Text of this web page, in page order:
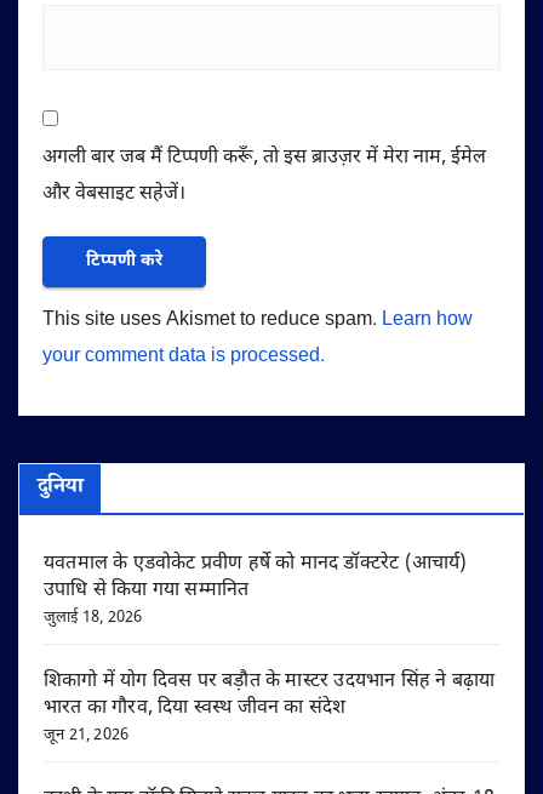
अगली बार जब मैं टिप्पणी करूँ, तो इस ब्राउज़र में मेरा नाम, ईमेल
और वेबसाइट सहेजें।
This site uses Akismet to reduce spam. Learn how
your comment data is processed.
दुनिया
यवतमाल के एडवोकेट प्रवीण हर्षे को मानद डॉक्टरेट (आचार्य)
उपाधि से किया गया सम्मानित
जुलाई 18, 2026
शिकागो में योग दिवस पर बड़ौत के मास्टर उदयभान सिंह ने बढ़ाया
भारत का गौरव, दिया स्वस्थ जीवन का संदेश
जून 21, 2026